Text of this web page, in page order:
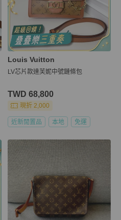
Louis Vuitton
LV芯片款達芙妮中號鏈條包
TWD 68,800
現折 2,000
近新閒置品 本地 免運